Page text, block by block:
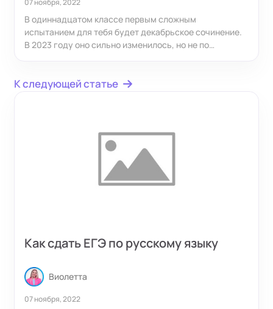
07 ноября, 2022
В одиннадцатом классе первым сложным
испытанием для тебя будет декабрьское сочинение.
В 2023 году оно сильно изменилось, но не по
направлений, по которым писались бы работы, то
К следующей статье
Как сдать ЕГЭ по русскому языку
Виолетта
07 ноября, 2022